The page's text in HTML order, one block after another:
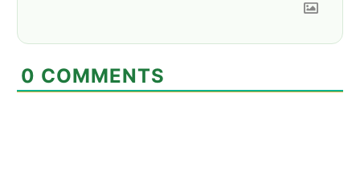
0 COMMENTS